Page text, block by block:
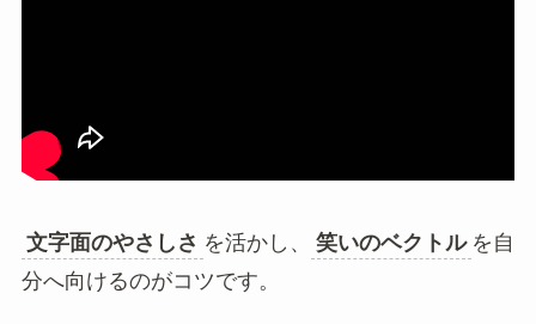
文字面のやさしさ を活かし、 笑いのベクトル を自
分へ向けるのがコツです。